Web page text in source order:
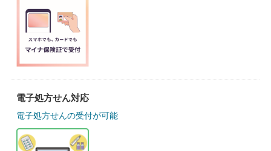
電子処方せん対応
電子処方せんの受付が可能